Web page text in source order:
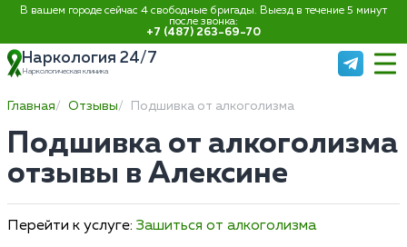
В вашем городе сейчас 4 свободные бригады. Выезд в течение 5 минут
после звонка:
+7 (487) 263-69-70
Наркология 24/7
Наркологическая клиника
Главная Отзывы Подшивка от алкоголизма
Подшивка от алкоголизма
отзывы в Алексине
Перейти к услуге: Зашиться от алкоголизма